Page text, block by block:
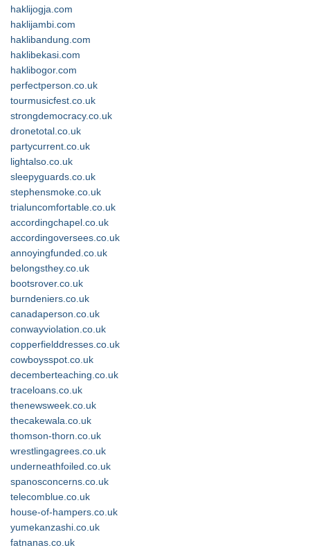
haklijogja.com
haklijambi.com
haklibandung.com
haklibekasi.com
haklibogor.com
perfectperson.co.uk
tourmusicfest.co.uk
strongdemocracy.co.uk
dronetotal.co.uk
partycurrent.co.uk
lightalso.co.uk
sleepyguards.co.uk
stephensmoke.co.uk
trialuncomfortable.co.uk
accordingchapel.co.uk
accordingoversees.co.uk
annoyingfunded.co.uk
belongsthey.co.uk
bootsrover.co.uk
burndeniers.co.uk
canadaperson.co.uk
conwayviolation.co.uk
copperfielddresses.co.uk
cowboysspot.co.uk
decemberteaching.co.uk
traceloans.co.uk
thenewsweek.co.uk
thecakewala.co.uk
thomson-thorn.co.uk
wrestlingagrees.co.uk
underneathfoiled.co.uk
spanosconcerns.co.uk
telecomblue.co.uk
house-of-hampers.co.uk
yumekanzashi.co.uk
fatnanas.co.uk